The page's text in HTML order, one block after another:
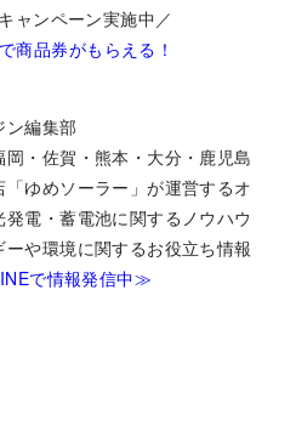
ャンペーン実施中／
ン編集部
・佐賀・熊本・大分・鹿児島
ゆめソーラー」が運営するオ
電・蓄電池に関するノウハウ
や環境に関するお役立ち情報
で情報発信中≫